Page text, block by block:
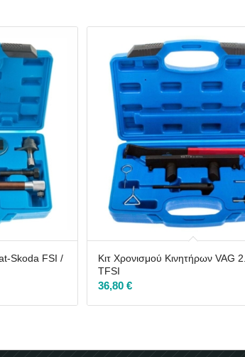
Skoda FSI /
Κιτ Χρονισμού Κινητήρων VAG
TFSI
36,80€